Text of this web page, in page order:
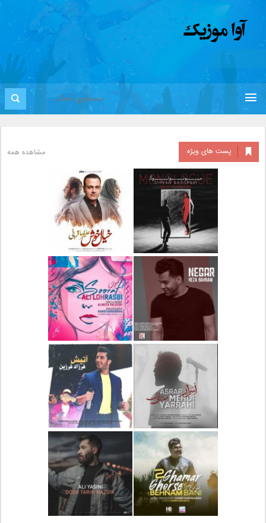
پست های ویژه مشاهده همه
دانلود آلبوم جدید سیروان
خسروی بنام مونولوگ
دانلود آهنگ جدید علیرضا
قربانی بنام خیال خوش
دانلود آهنگ جدید رضا
بهرام بنام نگار
دانلود آهنگ جدید علی
لهراسبی بنام صورت
دانلود آهنگ جدید مهدی
یراحی بنام اسرار
دانلود آهنگ جدید فرزاد
فرزین بنام آتیش